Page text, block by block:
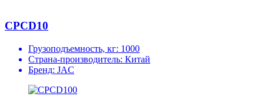
CPCD10
Грузоподъемность, кг: 1000
Страна-производитель: Китай
Бренд: JAC